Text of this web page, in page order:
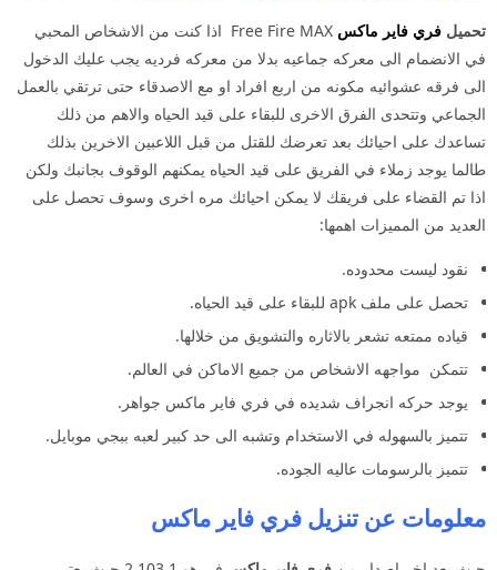
تحميل فري فاير ماكس
Free Fire MAX اذا كنت من الاشخاص المحبي
في الانضمام الى معركه جماعيه بدلا من معركه فرديه يجب عليك الدخول
الى فرقه عشوائيه مكونه من اربع افراد او مع الاصدقاء حتى ترتقي بالعمل
الجماعي وتتحدى الفرق الاخرى للبقاء على قيد الحياه والاهم من ذلك
تساعدك على احيائك بعد تعرضك للقتل من قبل اللاعبين الاخرين بذلك
طالما يوجد زملاء في الفريق على قيد الحياه يمكنهم الوقوف بجانبك ولكن
اذا تم القضاء على فريقك لا يمكن احيائك مره اخرى وسوف تحصل على
العديد من المميزات اهمها:
نقود ليست محدوده.
تحصل على ملف apk للبقاء على قيد الحياه.
قياده ممتعه تشعر بالاثاره والتشويق من خلالها.
تتمكن مواجهه الاشخاص من جميع الاماكن في العالم.
يوجد حركه انجراف شديده في فري فاير ماكس جواهر.
تتميز بالسهوله في الاستخدام وتشبه الى حد كبير لعبه ببجي موبايل.
تتميز بالرسومات عاليه الجوده.
معلومات عن تنزيل فري فاير ماكس